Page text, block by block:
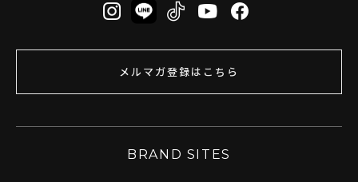
メルマガ登録はこちら
BRAND SITES